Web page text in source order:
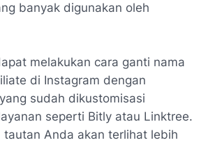
banyak digunakan oleh
melakukan cara ganti nama
di Instagram dengan
sudah dikustomisasi
seperti Bitly atau Linktree.
tautan Anda akan terlihat lebih